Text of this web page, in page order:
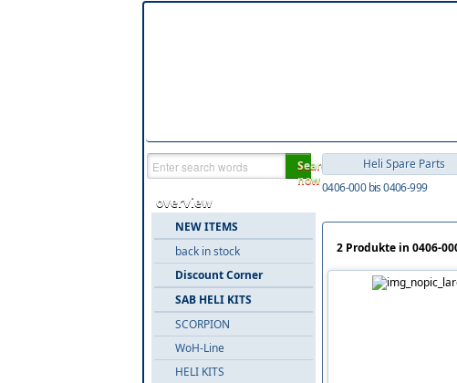
Search
now
overview
NEW ITEMS
back in stock
Discount Corner
SAB HELI KITS
SCORPION
WoH-Line
HELI KITS
Heli Spare Parts
0406-000 bis 0406-999
2 Produkte in 0406-